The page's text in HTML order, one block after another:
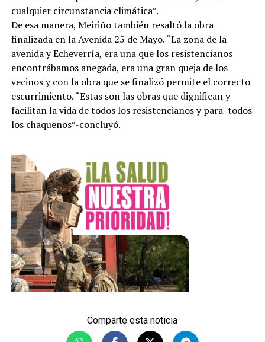
cualquier circunstancia climática”.
De esa manera, Meiriño también resaltó la obra
finalizada en la Avenida 25 de Mayo. “La zona de la
avenida y Echeverría, era una que los resistencianos
encontrábamos anegada, era una gran queja de los
vecinos y con la obra que se finalizó permite el correcto
escurrimiento. “Estas son las obras que dignifican y
facilitan la vida de todos los resistencianos y para todos
los chaqueños”-concluyó.
Comparte esta noticia